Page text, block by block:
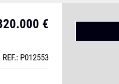
€
REF.: P012553